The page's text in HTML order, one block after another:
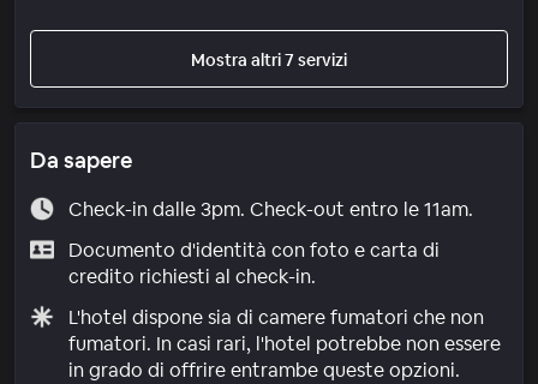
Mostra altri 7 servizi
Da sapere
Check-in dalle 3pm. Check-out entro le 11am.
Documento d'identità con foto e carta di
credito richiesti al check-in.
L'hotel dispone sia di camere fumatori che non
fumatori. In casi rari, l'hotel potrebbe non essere
in grado di offrire entrambe queste opzioni.